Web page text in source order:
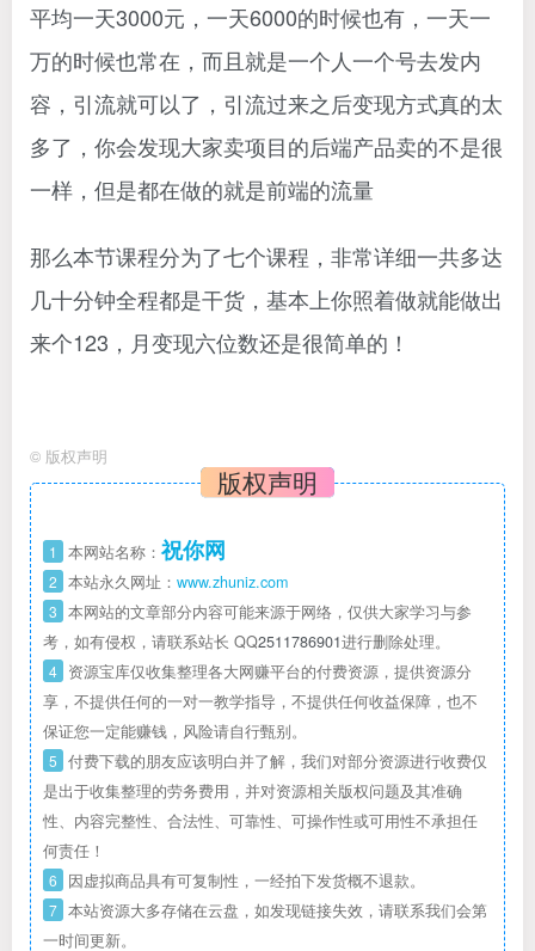
平均一天3000元，一天6000的时候也有，一天一
万的时候也常在，而且就是一个人一个号去发内
容，引流就可以了，引流过来之后变现方式真的太
多了，你会发现大家卖项目的后端产品卖的不是很
一样，但是都在做的就是前端的流量
那么本节课程分为了七个课程，非常详细一共多达
几十分钟全程都是干货，基本上你照着做就能做出
来个123，月变现六位数还是很简单的！
© 版权声明
版权声明
1 本网站名称： 祝你网
2 本站永久网址： www.zhuniz.com
3 本网站的文章部分内容可能来源于网络，仅供大家学习与参
考，如有侵权，请联系站长 QQ2511786901进行删除处理。
4 资源宝库仅收集整理各大网赚平台的付费资源，提供资源分
享，不提供任何的一对一教学指导，不提供任何收益保障，也不
保证您一定能赚钱，风险请自行甄别。
5 付费下载的朋友应该明白并了解，我们对部分资源进行收费仅
是出于收集整理的劳务费用，并对资源相关版权问题及其准确
性、内容完整性、合法性、可靠性、可操作性或可用性不承担任
何责任！
6 因虚拟商品具有可复制性，一经拍下发货概不退款。
7 本站资源大多存储在云盘，如发现链接失效，请联系我们会第
一时间更新。